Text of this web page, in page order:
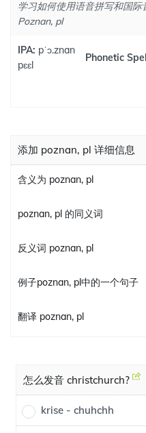
学习如何使用语音拼写和国
Poznan, pl
IPA: pˈɔ.znan
pɛɛl
Phonetic
添加 poznan, pl 详细信息
含义为 poznan, pl
poznan, pl 的同义词
反义词 poznan, pl
例子poznan, pl中的一个句子
翻译 poznan, pl
怎么发音 christchurch?
krise - chuhchh